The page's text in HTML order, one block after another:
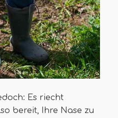
Es riecht
bereit, Ihre Nase zu